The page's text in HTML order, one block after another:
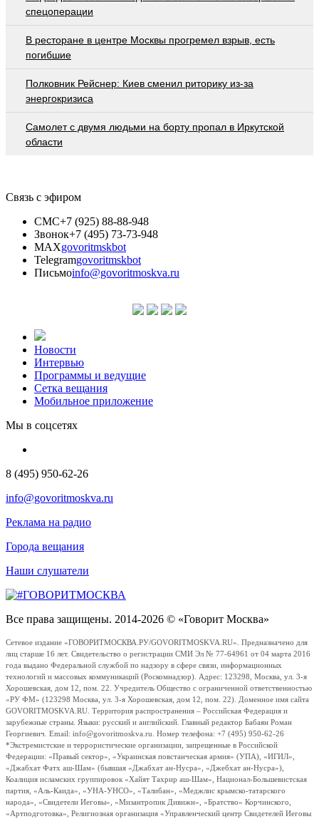
спецоперации
В ресторане в центре Москвы прогремел взрыв, есть
погибшие
Полковник Рейснер: Киев сменил риторику из-за
энергокризиса
Самолет с двумя людьми на борту пропал в Иркутской
области
Связь с эфиром
СМС+7 (925) 88-88-948
Звонок+7 (495) 73-73-948
MAXgovoritmskbot
Telegramgovoritmskbot
Письмоinfo@govoritmoskva.ru
Новости
Интервью
Программы и ведущие
Сетка вещания
Мобильное приложение
Мы в соцсетях
8 (495) 950-62-26
info@govoritmoskva.ru
Реклама на радио
Города вещания
Наши слушатели
Все права защищены. 2014-2026 © «Говорит Москва»
Сетевое издание «ГОВОРИТМОСКВА.РУ/GOVORITMOSKVA.RU». Предназначено для
лиц старше 16 лет. Свидетельство о регистрации СМИ Эл № 77-64961 от 04 марта 2016
года выдано Федеральной службой по надзору в сфере связи, информационных
технологий и массовых коммуникаций (Роскомнадзор). Адрес: 123298, Москва, ул. 3-я
Хорошевская, дом 12, пом. 22. Учредитель Общество с ограниченной ответственностью
«РУ ФМ» (123298 Москва, ул. 3-я Хорошевская, дом 12, пом. 22). Доменное имя сайта
GOVORITMOSKVA.RU. Территория распространения – Российская Федерация и
зарубежные страны. Языки: русский и английский. Главный редактор Бабаян Роман
Георгиевич. Email: info@govoritmoskva.ru. Номер телефона: +7 (495) 950-62-26
*Экстремистские и террористические организации, запрещенные в Российской
Федерации: «Правый сектор», «Украинская повстанческая армия» (УПА), «ИГИЛ»,
«Джабхат Фатх аш-Шам» (бывшая «Джабхат ан-Нусра», «Джебхат ан-Нусра»),
Коалиция исламских группировок «Хайят Тахрир аш-Шам», Национал-Большевистская
партия, «Аль-Каида», «УНА-УНСО», «Талибан», «Меджлис крымско-татарского
народа», «Свидетели Иеговы», «Мизантропик Дивижн», «Братство» Корчинского,
«Артподготовка», Религиозная организация «Управленческий центр Свидетелей Иеговы